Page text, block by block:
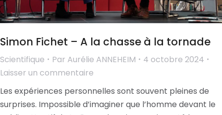
Simon Fichet – A la chasse à la tornade
Scientifique Par Aurélie ANNEHEIM
4 octobre 2024
Laisser un commentaire
Les expériences personnelles sont souvent pleines de
surprises. Impossible d’imaginer que l’homme devant le